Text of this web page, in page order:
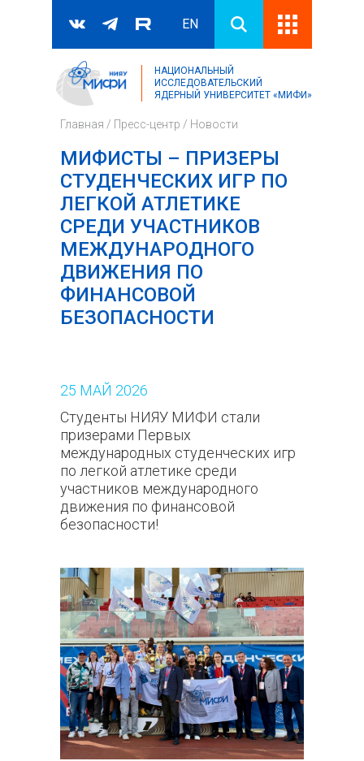
Форма поиска
Поиск
EN
НАЦИОНАЛЬНЫЙ
ИССЛЕДОВАТЕЛЬСКИЙ
ЯДЕРНЫЙ УНИВЕРСИТЕТ «МИФИ»
Главная / Пресс-центр / Новости
МИФИСТЫ – ПРИЗЕРЫ
СТУДЕНЧЕСКИХ ИГР ПО
ЛЕГКОЙ АТЛЕТИКЕ
СРЕДИ УЧАСТНИКОВ
МЕЖДУНАРОДНОГО
ДВИЖЕНИЯ ПО
ФИНАНСОВОЙ
БЕЗОПАСНОСТИ
25 МАЙ 2026
Студенты НИЯУ МИФИ стали
призерами Первых
международных студенческих игр
по легкой атлетике среди
участников международного
движения по финансовой
безопасности!